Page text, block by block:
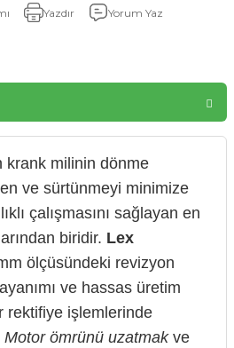
Yazdır Yorum Yaz
krank milinin dönme
ve sürtünmeyi minimize
çalışmasını sağlayan en
biridir. Lex
ölçüsündeki revizyon
ve hassas üretim
rektifiye işlemlerinde
Motor ömrünü uzatmakve